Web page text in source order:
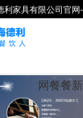
家具有限公司官网
网餐餐新